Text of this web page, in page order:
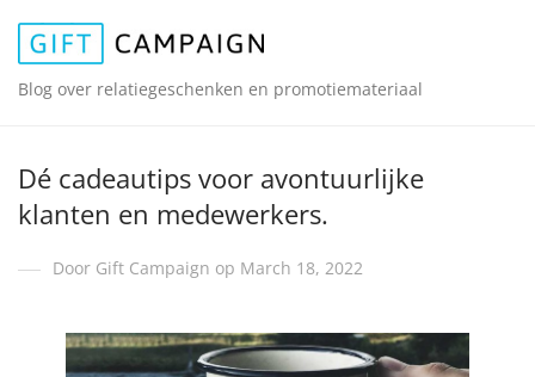
Blog over relatiegeschenken en promotiemateriaal
Dé cadeautips voor avontuurlijke
klanten en medewerkers.
Door Gift Campaign op March 18, 2022